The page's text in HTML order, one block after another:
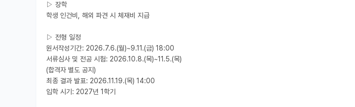
▷ 장학
학생 인건비, 해외 파견 시 체재비 지급
▷ 전형 일정
원서작성기간: 2026.7.6.(월)~9.11.(금) 18:00
서류심사 및 전공 시험: 2026.10.8.(목)~11.5.(목)
(합격자 별도 공지)
최종 결과 발표: 2026.11.19.(목) 14:00
입학 시기: 2027년 1학기